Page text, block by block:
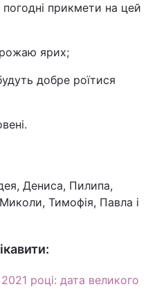
погодні прикмети на цей
ярих;
добре роїтися
Дениса, Пилипа,
Тимофія, Павла і
році: дата великого